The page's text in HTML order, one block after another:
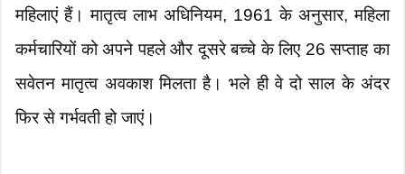
महिलाएं हैं। मातृत्व लाभ अधिनियम, 1961 के अनुसार, महिला
कर्मचारियों को अपने पहले और दूसरे बच्चे के लिए 26 सप्ताह का
सवेतन मातृत्व अवकाश मिलता है। भले ही वे दो साल के अंदर
फिर से गर्भवती हो जाएं।